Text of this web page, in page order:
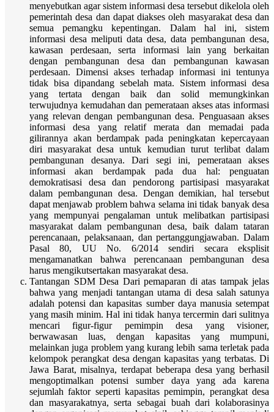
menyebutkan agar sistem informasi desa tersebut dikelola oleh
pemerintah desa dan dapat diakses oleh masyarakat desa dan
semua pemangku kepentingan. Dalam hal ini, sistem
informasi desa meliputi data desa, data pembangunan desa,
kawasan perdesaan, serta informasi lain yang berkaitan
dengan pembangunan desa dan pembangunan kawasan
perdesaan. Dimensi akses terhadap informasi ini tentunya
tidak bisa dipandang sebelah mata. Sistem informasi desa
yang tertata dengan baik dan solid memungkinkan
terwujudnya kemudahan dan pemerataan akses atas informasi
yang relevan dengan pembangunan desa. Penguasaan akses
informasi desa yang relatif merata dan memadai pada
gilirannya akan berdampak pada peningkatan kepercayaan
diri masyarakat desa untuk kemudian turut terlibat dalam
pembangunan desanya. Dari segi ini, pemerataan akses
informasi akan berdampak pada dua hal: penguatan
demokratisasi desa dan pendorong partisipasi masyarakat
dalam pembangunan desa. Dengan demikian, hal tersebut
dapat menjawab problem bahwa selama ini tidak banyak desa
yang mempunyai pengalaman untuk melibatkan partisipasi
masyarakat dalam pembangunan desa, baik dalam tataran
perencanaan, pelaksanaan, dan pertanggungjawaban. Dalam
Pasal 80, UU No. 6/2014 sendiri secara eksplisit
mengamanatkan bahwa perencanaan pembangunan desa
harus mengikutsertakan masyarakat desa.
Tantangan SDM Desa Dari pemaparan di atas tampak jelas
bahwa yang menjadi tantangan utama di desa salah satunya
adalah potensi dan kapasitas sumber daya manusia setempat
yang masih minim. Hal ini tidak hanya tercermin dari sulitnya
mencari figur-figur pemimpin desa yang visioner,
berwawasan luas, dengan kapasitas yang mumpuni,
melainkan juga problem yang kurang lebih sama terletak pada
kelompok perangkat desa dengan kapasitas yang terbatas. Di
Jawa Barat, misalnya, terdapat beberapa desa yang berhasil
mengoptimalkan potensi sumber daya yang ada karena
sejumlah faktor seperti kapasitas pemimpin, perangkat desa
dan masyarakatnya, serta sebagai buah dari kolaborasinya